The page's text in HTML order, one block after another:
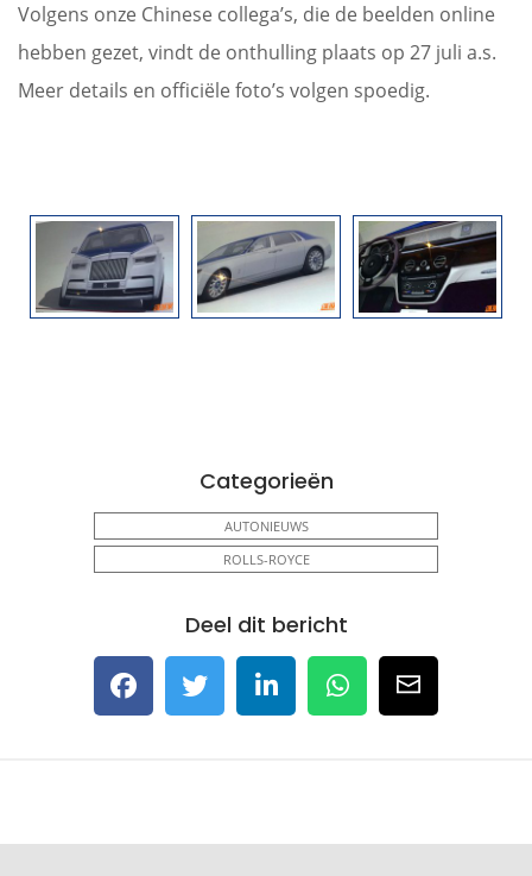
Volgens onze Chinese collega’s, die de beelden online
hebben gezet, vindt de onthulling plaats op 27 juli a.s.
Meer details en officiële foto’s volgen spoedig.
Categorieën
AUTONIEUWS
ROLLS-ROYCE
Deel dit bericht